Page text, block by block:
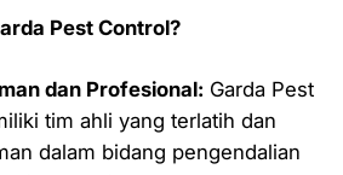
Pest Control?
dan Profesional: Garda Pest
tim ahli yang terlatih dan
dalam bidang pengendalian